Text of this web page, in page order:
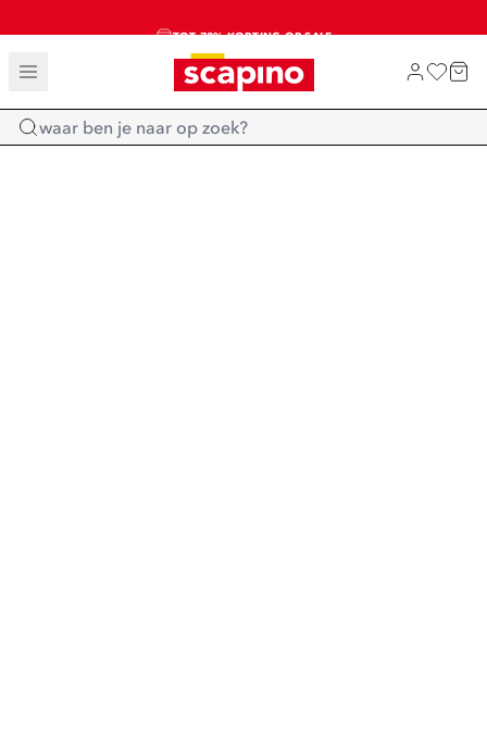
TOT 70% KORTING OP SALE
SALE: LAATSTE KANS!
SHOP NIEUW
Home